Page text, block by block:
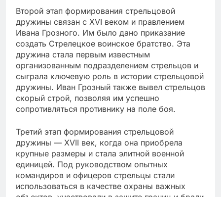
Второй этап формирования стрельцовой
дружины связан с XVI веком и правлением
Ивана Грозного. Им было дано приказание
создать Стрелецкое воинское братство. Эта
дружина стала первым известным
организованным подразделением стрельцов и
сыграла ключевую роль в истории стрельцовой
дружины. Иван Грозный также вывел стрельцов
скорый строй, позволяя им успешно
сопротивляться противнику на поле боя.
Третий этап формирования стрельцовой
дружины — XVII век, когда она приобрела
крупные размеры и стала элитной военной
единицей. Под руководством опытных
командиров и офицеров стрельцы стали
использоваться в качестве охраны важных